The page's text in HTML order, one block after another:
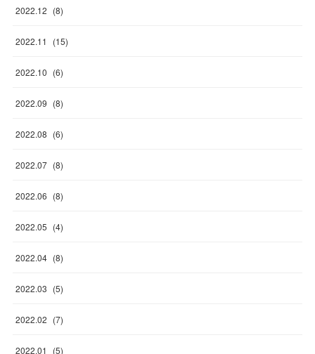
2022.12 (8)
2022.11 (15)
2022.10 (6)
2022.09 (8)
2022.08 (6)
2022.07 (8)
2022.06 (8)
2022.05 (4)
2022.04 (8)
2022.03 (5)
2022.02 (7)
2022.01 (5)